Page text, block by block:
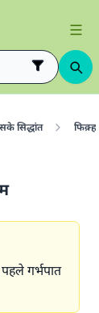
सिद्धांत फिक़्ह
गर्भपात